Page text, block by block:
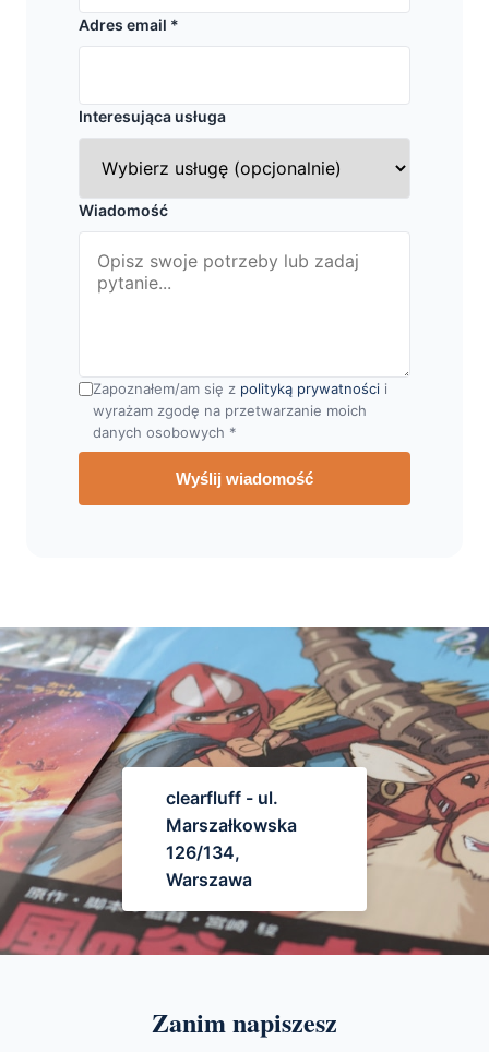
Adres email *
Interesująca usługa
Wiadomość
Zapoznałem/am się z polityką prywatności i
wyrażam zgodę na przetwarzanie moich
danych osobowych *
Wyślij wiadomość
clearfluff - ul.
Marszałkowska
126/134,
Warszawa
Zanim napiszesz